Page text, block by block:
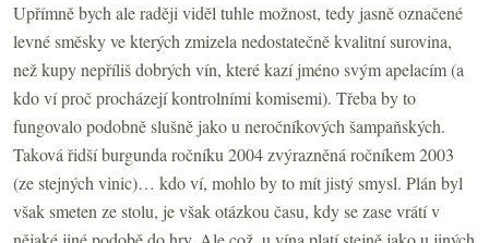
Upřímně bych ale raději viděl tuhle možnost, tedy jasně označené
levné směsky ve kterých zmizela nedostatečně kvalitní surovina,
než kupy nepříliš dobrých vín, které kazí jméno svým apelacím (a
kdo ví proč procházejí kontrolními komisemi). Třeba by to
fungovalo podobně slušně jako u neročníkových šampaňských.
Taková řidší burgunda ročníku 2004 zvýrazněná ročníkem 2003
(ze stejných vinic)… kdo ví, mohlo by to mít jistý smysl. Plán byl
však smeten ze stolu, je však otázkou času, kdy se zase vrátí v